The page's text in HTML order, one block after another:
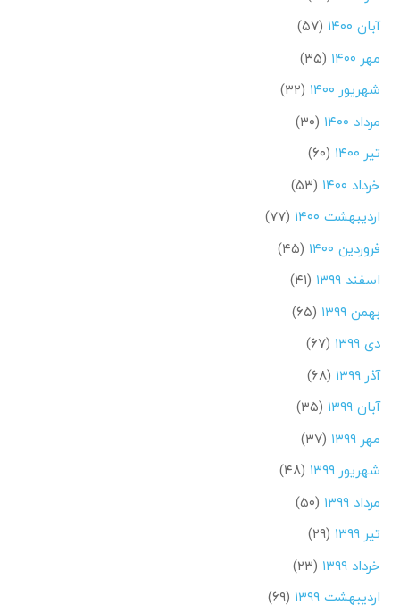
آبان ۱۴۰۰
(۵۷)
مهر ۱۴۰۰
(۳۵)
شهریور ۱۴۰۰
(۳۲)
مرداد ۱۴۰۰
(۳۰)
تیر ۱۴۰۰
(۶۰)
خرداد ۱۴۰۰
(۵۳)
اردیبهشت ۱۴۰۰
(۷۷)
فروردین ۱۴۰۰
(۴۵)
اسفند ۱۳۹۹
(۴۱)
بهمن ۱۳۹۹
(۶۵)
دی ۱۳۹۹
(۶۷)
آذر ۱۳۹۹
(۶۸)
آبان ۱۳۹۹
(۳۵)
مهر ۱۳۹۹
(۳۷)
شهریور ۱۳۹۹
(۴۸)
مرداد ۱۳۹۹
(۵۰)
تیر ۱۳۹۹
(۲۹)
خرداد ۱۳۹۹
(۲۳)
اردیبهشت ۱۳۹۹
(۶۹)